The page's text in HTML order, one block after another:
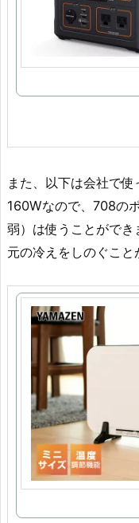
また、以下は会社で
160Wなので、708の
弱）は使うことがで
元の冷えをしのぐこと